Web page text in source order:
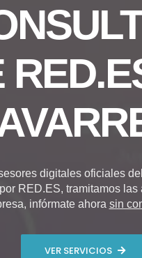
digitales oficiales
RED.ES, tramitamos las
infórmate ahora sin
VER SERVICIOS